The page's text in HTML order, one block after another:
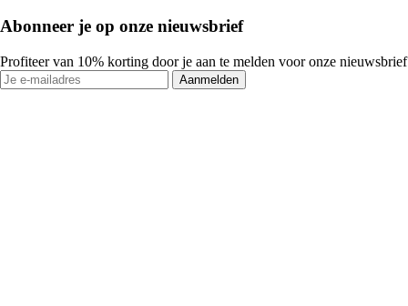
Abonneer je op onze nieuwsbrief
Profiteer van 10% korting door je aan te melden voor onze nieuwsbrief
Aanmelden